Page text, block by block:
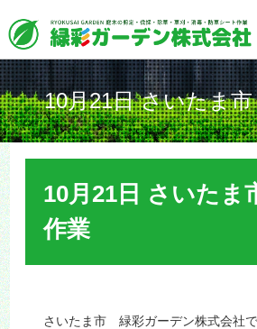
10月21日 さいたま
10月21日 さいた
作業
さいたま市 緑彩ガーデン株式会社